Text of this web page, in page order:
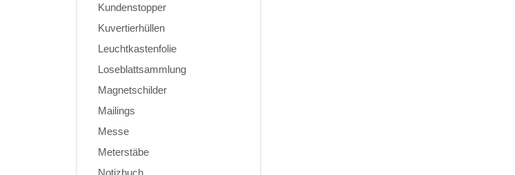
Kundenstopper
Kuvertierhüllen
Leuchtkastenfolie
Loseblattsammlung
Magnetschilder
Mailings
Messe
Meterstäbe
Notizbuch